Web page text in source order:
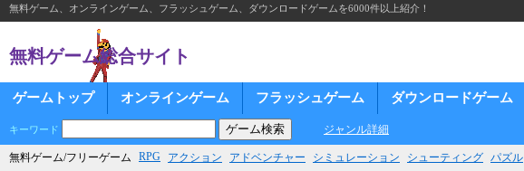
無料ゲーム、オンラインゲーム、フラッシュゲーム、ダウンロードゲームを6000件以上紹介！
無料ゲーム総合サイト
ゲームトップ オンラインゲーム フラッシュゲーム ダウンロードゲーム
キーワード ジャンル詳細
無料ゲーム/フリーゲーム RPG アクション アドベンチャー シミュレーション シューティング パズル